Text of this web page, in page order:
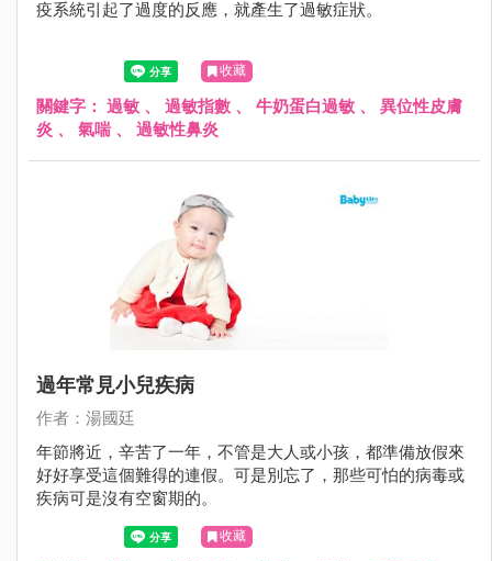
疫系統引起了過度的反應，就產生了過敏症狀。
收藏
關鍵字： 過敏 、 過敏指數 、 牛奶蛋白過敏 、 異位性皮膚
炎 、 氣喘、 過敏性鼻炎
過年常見小兒疾病
作者：湯國廷
年節將近，辛苦了一年，不管是大人或小孩，都準備放假來
好好享受這個難得的連假。可是別忘了，那些可怕的病毒或
疾病可是沒有空窗期的。
收藏